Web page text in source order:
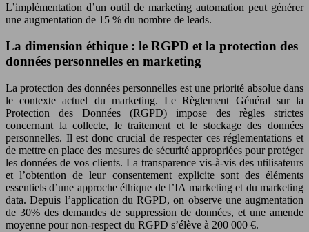
L’implémentation d’un outil de marketing automation peut générer
une augmentation de 15 % du nombre de leads.
La dimension éthique : le RGPD et la protection des
données personnelles en marketing
La protection des données personnelles est une priorité absolue dans
le contexte actuel du marketing. Le Règlement Général sur la
Protection des Données (RGPD) impose des règles strictes
concernant la collecte, le traitement et le stockage des données
personnelles. Il est donc crucial de respecter ces réglementations et
de mettre en place des mesures de sécurité appropriées pour protéger
les données de vos clients. La transparence vis-à-vis des utilisateurs
et l’obtention de leur consentement explicite sont des éléments
essentiels d’une approche éthique de l’IA marketing et du marketing
data. Depuis l’application du RGPD, on observe une augmentation
de 30% des demandes de suppression de données, et une amende
moyenne pour non-respect du RGPD s’élève à 200 000 €.